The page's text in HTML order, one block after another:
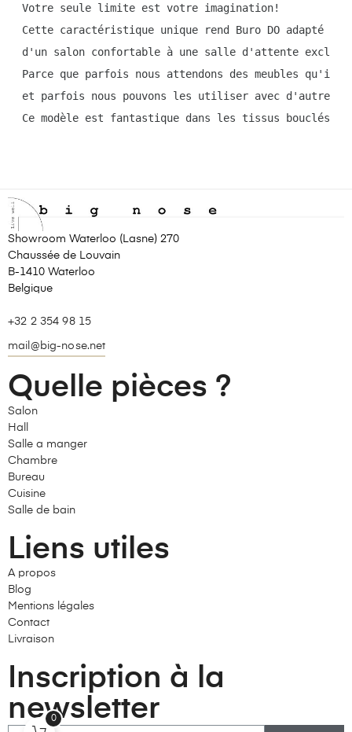
Votre seule limite est votre imagination!
Cette caractéristique unique rend Buro DO adapté à
d'un salon confortable à une salle d'attente
Parce que parfois nous attendons des meubles
et parfois nous pouvons les utiliser avec d'autres
Ce modèle est fantastique dans les tissus bouclés !
Showroom Waterloo (Lasne) 270
Chaussée de Louvain
B-1410 Waterloo
Belgique
+32 2 354 98 15
mail@big-nose.net
Quelle pièces ?
Salon
Hall
Salle a manger
Chambre
Bureau
Cuisine
Salle de bain
Liens utiles
A propos
Blog
Mentions légales
Contact
Livraison
Inscription à la
newsletter
0